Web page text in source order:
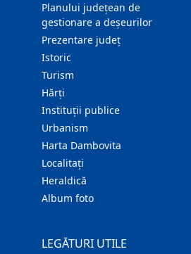
Planului județean de
gestionare a deșeurilor
Prezentare judeţ
Istoric
Turism
Hărţi
Instituţii publice
Urbanism
Harta Dambovita
Localitaţi
Heraldică
Album foto
LEGĂTURI UTILE